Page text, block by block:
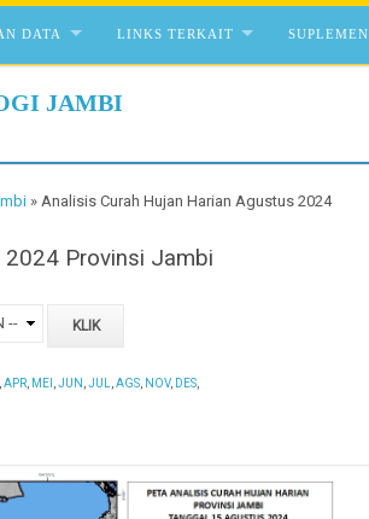
DATA LINKS TERKAIT SUPLEMEN
JAMBI
» Analisis Curah Hujan Harian Agustus 2024
2024 Provinsi Jambi
APR MEI JUN JUL AGS NOV, DES